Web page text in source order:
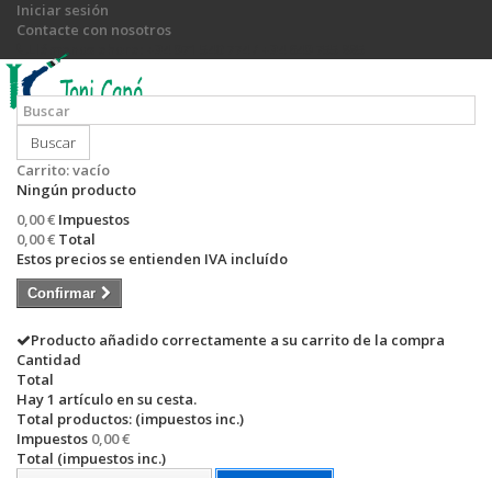
Iniciar sesión
Contacte con nosotros
Llámanos ahora:
Buscar
Carrito:vacío
Ningún producto
0,00 € Impuestos
0,00 € Total
Estos precios se entienden IVA incluído
Confirmar
Producto añadido correctamente a su carrito de la compra
Cantidad
Total
Hay 1 artículo en su cesta.
Total productos: (impuestos inc.)
Impuestos 0,00 €
Total (impuestos inc.)